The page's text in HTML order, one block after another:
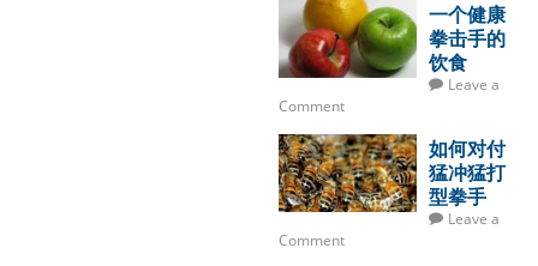
一个健康
拳击手的
饮食
Leave a
Comment
如何对付
猛冲猛打
型拳手
Leave a
Comment